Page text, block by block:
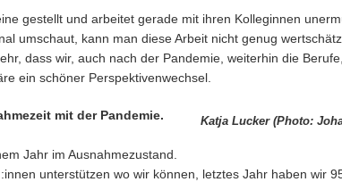
gestellt und arbeitet gerade mit ihren Kolleginnen
umschaut, kann man diese Arbeit nicht genug
dass wir, auch nach der Pandemie, weiterhin die
ein schöner Perspektivenwechsel.
Katja Lucker (Photo:
mit der Pandemie.
Jahr im Ausnahmezustand.
unterstützen wo wir können, letztes Jahr haben wir